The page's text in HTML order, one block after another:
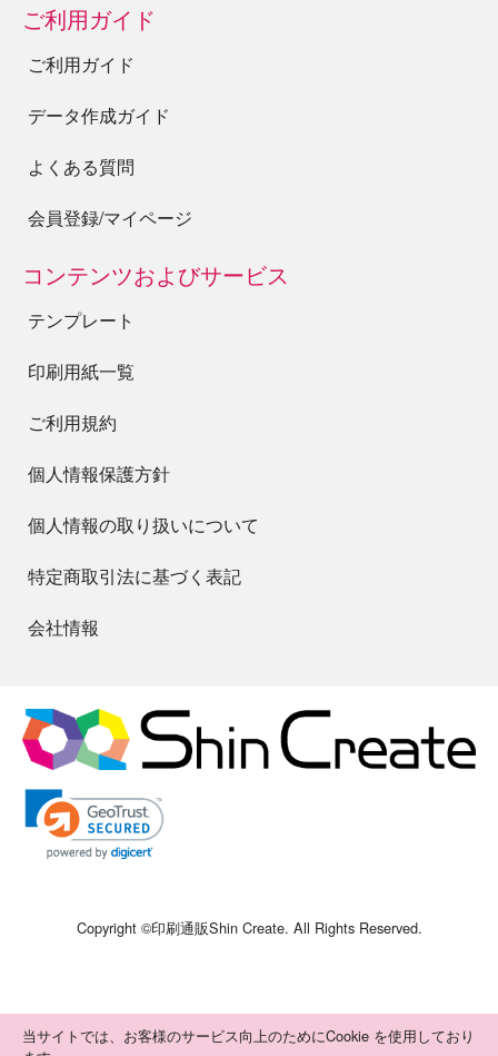
ご利用ガイド
ご利用ガイド
データ作成ガイド
よくある質問
会員登録/マイページ
コンテンツおよびサービス
テンプレート
印刷用紙一覧
ご利用規約
個人情報保護方針
個人情報の取り扱いについて
特定商取引法に基づく表記
会社情報
当サイトでは、お客様のサービス向上のためにCookie を使用しており
Copyright ©印刷通販Shin Create. All Rights Reserved.